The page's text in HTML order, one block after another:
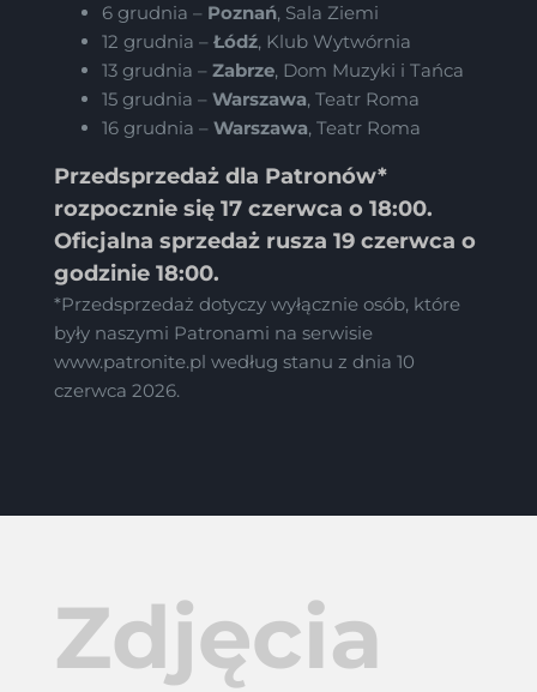
6 grudnia – Poznań, Sala Ziemi
12 grudnia – Łódź, Klub Wytwórnia
13 grudnia – Zabrze, Dom Muzyki i Tańca
15 grudnia – Warszawa, Teatr Roma
16 grudnia – Warszawa, Teatr Roma
Przedsprzedaż dla Patronów*
rozpocznie się 17 czerwca o 18:00.
Oficjalna sprzedaż rusza 19 czerwca o
godzinie 18:00.
*Przedsprzedaż dotyczy wyłącznie osób, które
były naszymi Patronami na serwisie
www.patronite.pl według stanu z dnia 10
czerwca 2026.
Zdjęcia